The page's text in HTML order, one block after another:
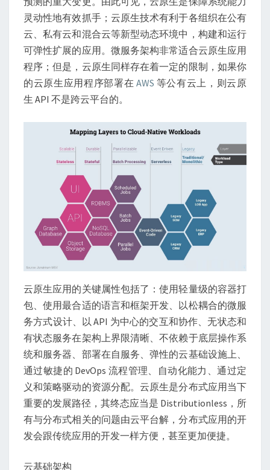
灵动性地有效抓手；云原生技术有利于各组织在公有
云、私有云和混合云等新型动态环境中，构建和运行
可弹性扩展的应用。微服务架构非常适合云原生应用
程序；但是，云原生同样存在着一定的限制，如果你
的云原生应用程序部署在 AWS 等公有云上，则云原
生 API 不是跨云平台的。
云原生应用的关键属性包括了：使用轻量级的容器打
包、使用最合适的语言和框架开发、以松耦合的微服
务方式设计、以 API 为中心的交互和协作、无状态和
有状态服务在架构上界限清晰、不依赖于底层操作系
统和服务器、部署在自服务、弹性的云基础设施上、
通过敏捷的 DevOps 流程管理、自动化能力、通过定
义和策略驱动的资源分配。云原生是分布式应用当下
重要的发展路径，其终态应当是 Distributionless，所
有与分布式相关的问题由云平台解，分布式应用的开
发会跟传统应用的开发一样方便，甚至更加便捷。
云基础架构